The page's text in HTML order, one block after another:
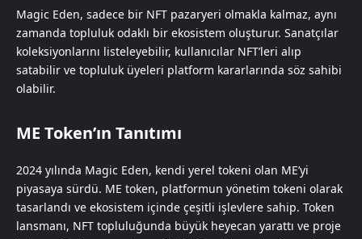
Magic Eden, sadece bir NFT pazaryeri olmakla kalmaz, aynı
zamanda topluluk odaklı bir ekosistem oluşturur. Sanatçılar
koleksiyonlarını listeleyebilir, kullanıcılar NFT’leri alıp
satabilir ve topluluk üyeleri platform kararlarında söz sahibi
olabilir.
ME Token’ın Tanıtımı
2024 yılında Magic Eden, kendi yerel tokeni olan ME’yi
piyasaya sürdü. ME token, platformun yönetim tokeni olarak
tasarlandı ve ekosistem içinde çeşitli işlevlere sahip. Token
lansmanı, NFT topluluğunda büyük heyecan yarattı ve proje